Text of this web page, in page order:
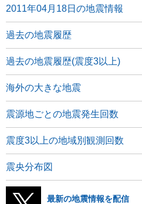
2011年04月18日の地震情報
過去の地震履歴
過去の地震履歴(震度3以上)
海外の大きな地震
震源地ごとの地震発生回数
震度3以上の地域別観測回数
震央分布図
最新の地震情報を配信